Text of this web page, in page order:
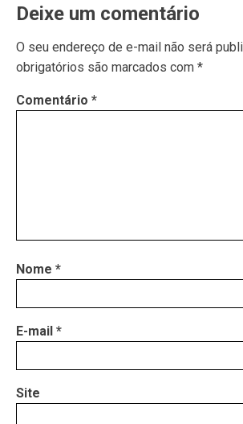
Deixe um comentário
O seu endereço de e-mail não será
obrigatórios são marcados com *
Comentário *
Nome *
E-mail *
Site